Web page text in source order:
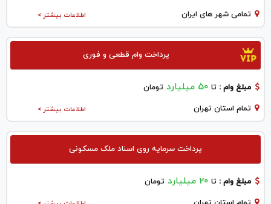
اطلاعات بیشتر > تمامی شهر های ایران
پرداخت وام قطعی و فوری
مبلغ وام : تا 50 میلیارد تومان
اطلاعات بیشتر > تمام استان تهران
پرداخت سرمایه روی اسناد ملک مسکونی
مبلغ وام : تا 20 میلیارد تومان